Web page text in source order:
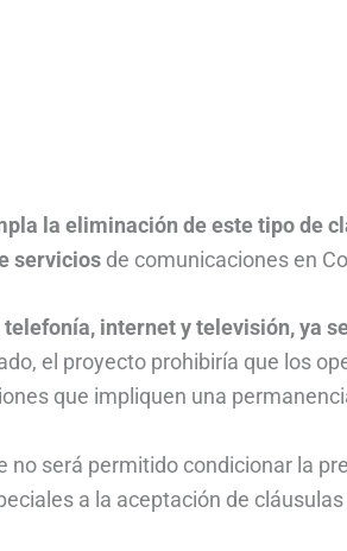
la eliminación de este tipo de
servicios de comunicaciones en
internet y televisión, ya
el proyecto prohibiría que los
que impliquen una
no será permitido condicionar la
a la aceptación de